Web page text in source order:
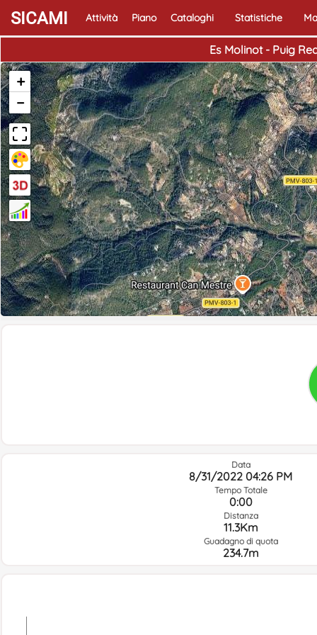
SICAMI Attività Piano Cataloghi Statistiche
Es Molinot - Puig
+
−
Data
8/31/2022 04:26 PM
Tempo Totale
0:00
Distanza
11.3Km
Guadagno di quota
234.7m